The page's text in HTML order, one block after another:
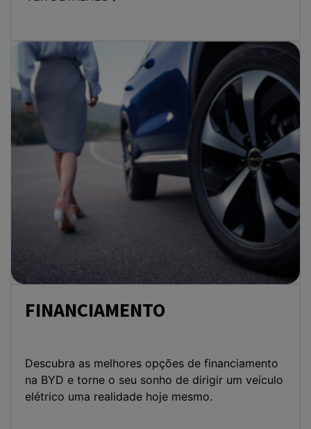
FINANCIAMENTO
Descubra as melhores opções de financiamento
na BYD e torne o seu sonho de dirigir um veículo
elétrico uma realidade hoje mesmo.
VER DETALHES